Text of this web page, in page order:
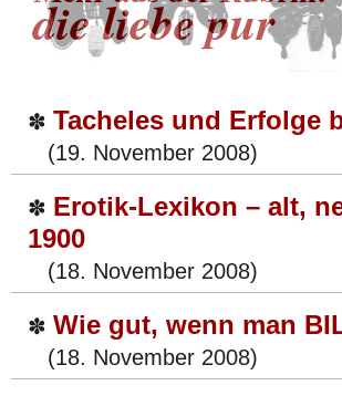
die liebe pur
✽ Tacheles und Erfolge
(19. November 2008)
✽ Erotik-Lexikon – alt,
1900
(18. November 2008)
✽ Wie gut, wenn man
(18. November 2008)